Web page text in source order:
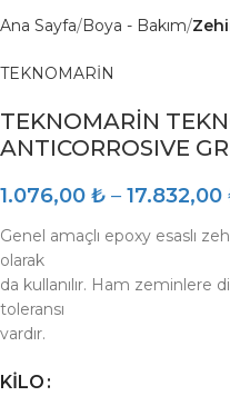
Ana Sayfa Boya - Bakım
TEKNOMARİN
TEKNOMARİN
ANTICORROSIVE
1.076,00 ₺ – 17.832,00
Genel amaçlı epoxy esaslı
olarak
da kullanılır. Ham zeminlere
toleransı
vardır.
KILO